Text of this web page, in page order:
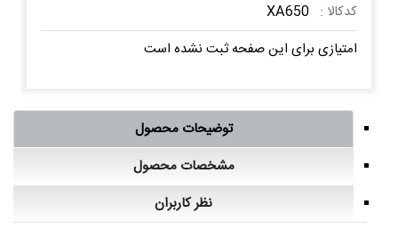
کدکالا : XA650
امتیازی برای این صفحه ثبت نشده است
توضیحات محصول
مشخصات محصول
نظر کاربران